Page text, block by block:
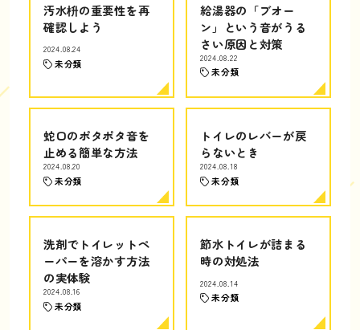
汚水枡の重要性を再
確認しよう
2024.08.24
未分類
給湯器の「ブオー
ン」という音がうる
さい原因と対策
2024.08.22
未分類
蛇口のポタポタ音を
止める簡単な方法
2024.08.20
未分類
トイレのレバーが戻
らないとき
2024.08.18
未分類
洗剤でトイレットペ
ーパーを溶かす方法
の実体験
2024.08.16
未分類
節水トイレが詰まる
時の対処法
2024.08.14
未分類